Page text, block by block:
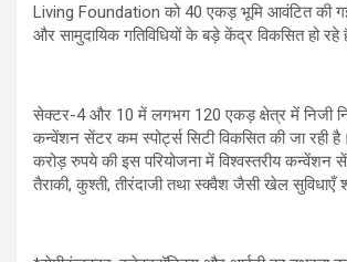
Living Foundation को 40 एकड़ भूमि आवंटित की
और सामुदायिक गतिविधियों के बड़े केंद्र विकसित हो रहे
सेक्टर-4 और 10 में लगभग 120 एकड़ क्षेत्र में निजी
कन्वेंशन सेंटर कम स्पोर्ट्स सिटी विकसित की जा रही
करोड़ रुपये की इस परियोजना में विश्वस्तरीय कन्वेंशन
तैराकी, कुश्ती, तीरंदाजी तथा स्क्वैश जैसी खेल सुविधाएँ